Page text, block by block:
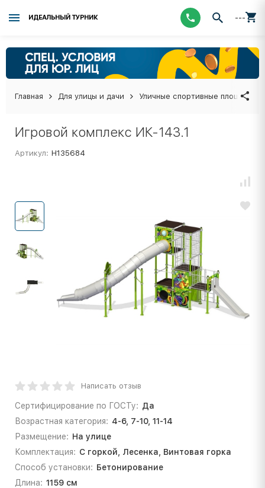
ИДЕАЛЬНЫЙ ТУРНИК ---
Главная Для улицы и дачи Уличные спортивные площадки
Игровой комплекс ИК-143.1
Артикул: Н135684
Написать отзыв
Сертифицирование по ГОСТу: Да
Возрастная категория: 4-6, 7-10, 11-14
Размещение: На улице
Комплектация: С горкой, Лесенка, Винтовая горка
Способ установки: Бетонирование
Длина: 1159 см